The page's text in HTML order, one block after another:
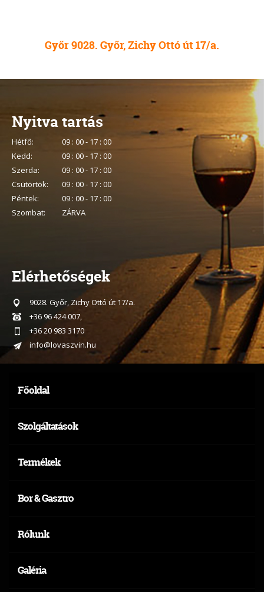
Győr 9028. Győr, Zichy Ottó út 17/a.
Nyitva tartás
Hétfő:
09 : 00 - 17 : 00
Kedd:
09 : 00 - 17 : 00
Szerda:
09 : 00 - 17 : 00
Csütörtök:
09 : 00 - 17 : 00
Péntek:
09 : 00 - 17 : 00
Szombat:
ZÁRVA
Elérhetőségek
9028. Győr, Zichy Ottó út 17/a.
+36 96 424 007,
+36 20 983 3170
info@lovaszvin.hu
Főoldal
Szolgáltatások
Termékek
Bor & Gasztro
Rólunk
Galéria